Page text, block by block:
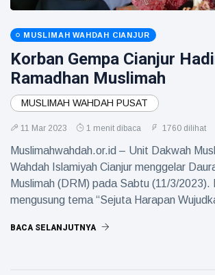
MUSLIMAH WAHDAH CIANJUR
Korban Gempa Cianjur
Ramadhan Muslimah
MUSLIMAH WAHDAH PUSAT
11 Mar 2023 1 menit dibaca 1760 dilihat
Muslimahwahdah.or.id – Unit Dakwah
Wahdah Islamiyah Cianjur menggelar
Muslimah (DRM) pada Sabtu (11/3/2023).
mengusung tema “Sejuta Harapan
BACA SELANJUTNYA